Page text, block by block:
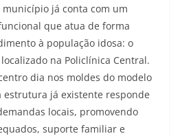
já conta com um
que atua de forma
à população idosa: o
na Policlínica Central.
dia nos moldes do modelo
estrutura já existente responde
locais, promovendo
suporte familiar e